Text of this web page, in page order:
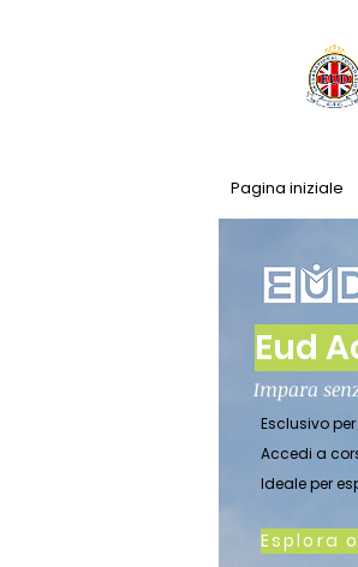
Pagina iniziale
Eud
Impara
Esclusivo
Accedi a
Ideale per
Esplora